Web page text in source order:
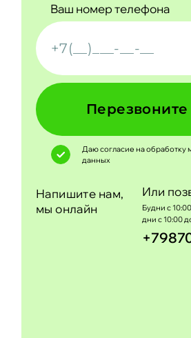
Ваш номер телефона
Даю согласие на обработку
данных
Напишите нам,
мы онлайн
Или
Будни с
дни с 10:00